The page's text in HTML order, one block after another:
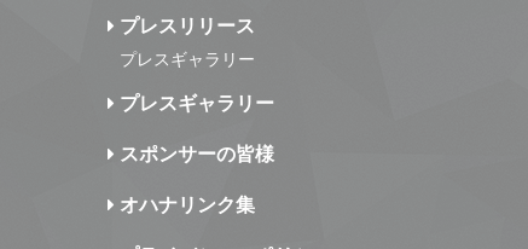
プレスリリース
プレスギャラリー
プレスギャラリー
スポンサーの皆様
オハナリンク集